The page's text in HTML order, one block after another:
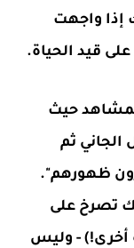
إذا واجهت
قيد الحياة.
حيث
ثم
ظهورهم".
تصرخ على
أخرى!) - وليس